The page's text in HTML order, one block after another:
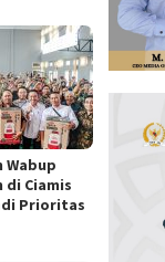
Wabup
di Ciamis
Prioritas